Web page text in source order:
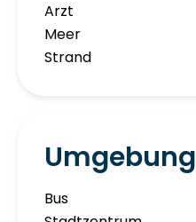
Arzt
Meer
Strand
Umgebung
Bus